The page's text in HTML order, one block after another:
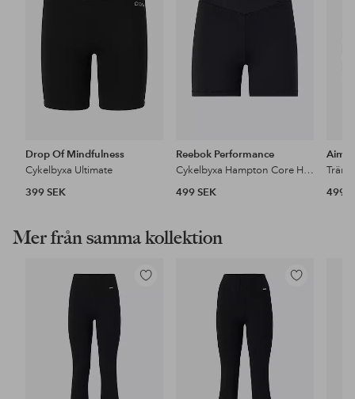
Drop Of Mindfulness
Cykelbyxa Ultimate
399 SEK
Reebok Performance
Cykelbyxa Hampton Core High Rise Short
499 SEK
Aim'n
499
Mer från samma kollektion
Lägg
Lägg